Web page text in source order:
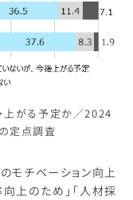
上がる予定か／2024
定点調査
モチベーション向上
上のため」「人材採